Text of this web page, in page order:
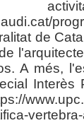
de
A més,